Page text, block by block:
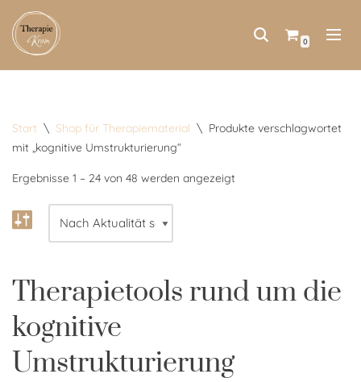
Zum
0
Start \ Shop für Therapiematerial \ Produkte verschlagwortet
mit „kognitive Umstrukturierung“
Ergebnisse 1 – 24 von 48 werden angezeigt
Therapietools rund um die
kognitive
Umstrukturierung